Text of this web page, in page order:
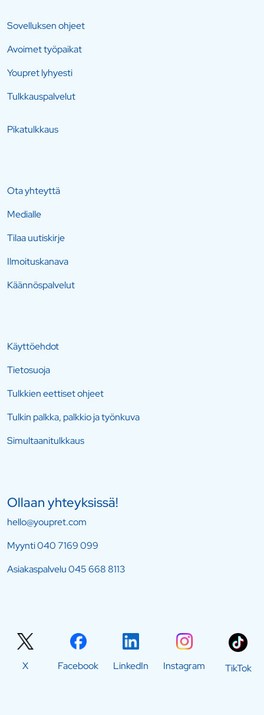
Sovelluksen ohjeet
Avoimet työpaikat
Youpret lyhyesti
Tulkkauspalvelut
Pikatulkkaus
Ota yhteyttä
Medialle
Tilaa uutiskirje
Ilmoituskanava
Käännöspalvelut
Käyttöehdot
Tietosuoja
Tulkkien eettiset ohjeet
Tulkin palkka, palkkio ja työnkuva
Simultaanitulkkaus
Ollaan yhteyksissä!
hello@youpret.com
Myynti040 7169 099
Asiakaspalvelu045 668 8113
X Facebook LinkedIn Instagram TikTok